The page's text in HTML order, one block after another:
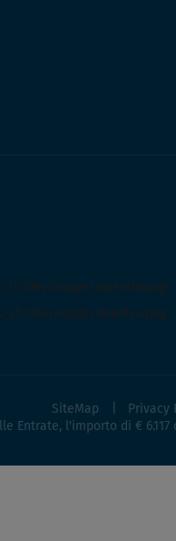
SiteMap Privacy
Entrate, l'importo di €